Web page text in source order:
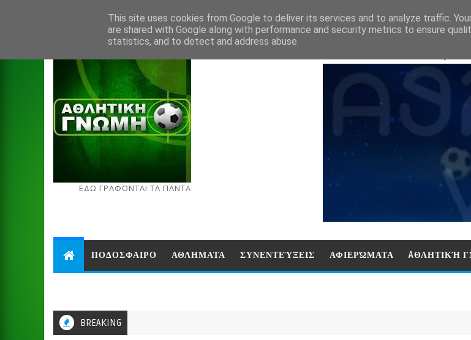
ΕΔΩ ΓΡΑΦΟΝΤΑΙ ΤΑ ΠΑΝΤΑ
ΠΟΔΟΣΦΑΙΡΟ ΑΘΛΗΜΑΤΑ ΣΥΝΕΝΤΕΎΞΕΙΣ ΑΦΙΕΡΏΜΑΤΑ AΘΛΗΤΙΚΉ
BREAKING
This site uses cookies from Google to deliver its services and to analyze traffic.
are shared with Google along with performance and security metrics to ensure
statistics, and to detect and address abuse.